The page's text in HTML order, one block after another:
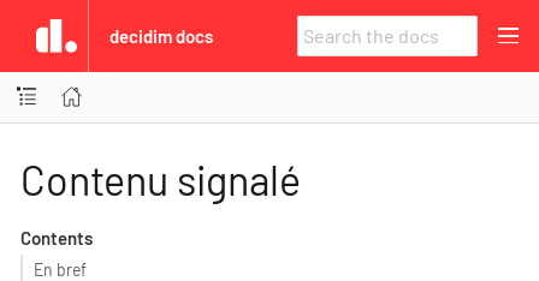
decidim docs
Contenu signalé
Contents
En bref